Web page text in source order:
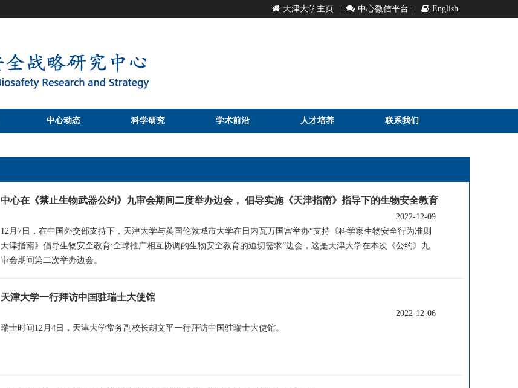
天津大学主页 中心微信平台 English
中心动态 科学研究 学术前沿 人才培养 联系我们
中心在《禁止生物武器公约》九审会期间二度举办边会， 倡导实施《天津指南》指导下的生物安全教育
2022-12-09
12月7日，在中国外交部支持下，天津大学与英国伦敦城市大学在日内瓦万国宫举办“支持《科学家生物安全行为准则
天津指南》倡导生物安全教育:全球推广相互协调的生物安全教育的迫切需求”边会，这是天津大学在本次《公约》九
审会期间第二次举办边会。
天津大学一行拜访中国驻瑞士大使馆
2022-12-06
瑞士时间12月4日，天津大学常务副校长胡文平一行拜访中国驻瑞士大使馆。